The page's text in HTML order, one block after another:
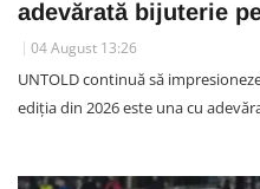
adevărată bijuterie
04 August 13:26
UNTOLD continuă să
ediția din 2026 este una cu